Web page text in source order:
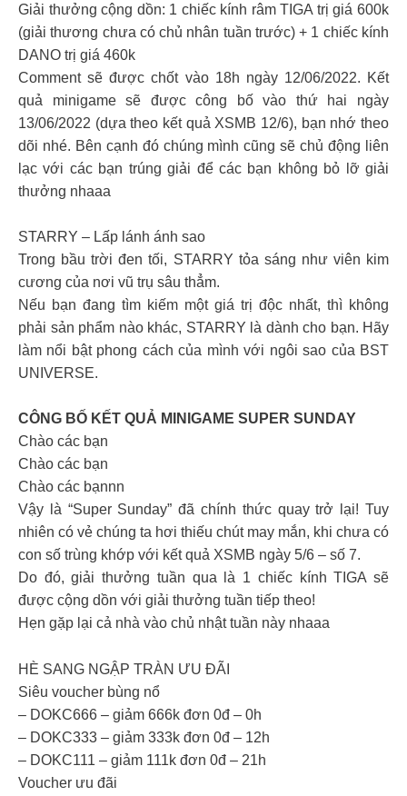
Giải thưởng cộng dồn: 1 chiếc kính râm TIGA trị giá 600k
(giải thương chưa có chủ nhân tuần trước) + 1 chiếc kính
DANO trị giá 460k
Comment sẽ được chốt vào 18h ngày 12/06/2022. Kết
quả minigame sẽ được công bố vào thứ hai ngày
13/06/2022 (dựa theo kết quả XSMB 12/6), bạn nhớ theo
dõi nhé. Bên cạnh đó chúng mình cũng sẽ chủ động liên
lạc với các bạn trúng giải để các bạn không bỏ lỡ giải
thưởng nhaaa
STARRY – Lấp lánh ánh sao
Trong bầu trời đen tối, STARRY tỏa sáng như viên kim
cương của nơi vũ trụ sâu thẳm.
Nếu bạn đang tìm kiếm một giá trị độc nhất, thì không
phải sản phẩm nào khác, STARRY là dành cho bạn. Hãy
làm nổi bật phong cách của mình với ngôi sao của BST
UNIVERSE.
CÔNG BỐ KẾT QUẢ MINIGAME SUPER SUNDAY
Chào các bạn
Chào các bạn
Chào các bạnnn
Vậy là “Super Sunday” đã chính thức quay trở lại! Tuy
nhiên có vẻ chúng ta hơi thiếu chút may mắn, khi chưa có
con số trùng khớp với kết quả XSMB ngày 5/6 – số 7.
Do đó, giải thưởng tuần qua là 1 chiếc kính TIGA sẽ
được cộng dồn với giải thưởng tuần tiếp theo!
Hẹn gặp lại cả nhà vào chủ nhật tuần này nhaaa
HÈ SANG NGẬP TRÀN ƯU ĐÃI
Siêu voucher bùng nổ
– DOKC666 – giảm 666k đơn 0đ – 0h
– DOKC333 – giảm 333k đơn 0đ – 12h
– DOKC111 – giảm 111k đơn 0đ – 21h
Voucher ưu đãi